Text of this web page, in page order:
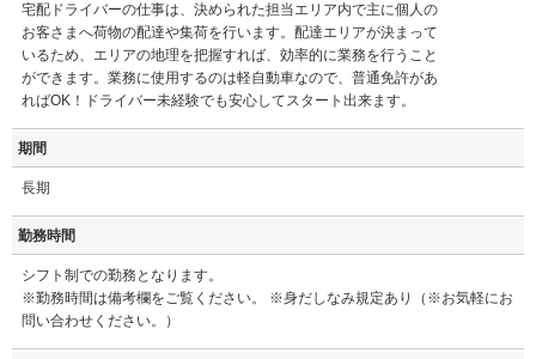
宅配ドライバーの仕事は、決められた担当エリア内で主に個人の
お客さまへ荷物の配達や集荷を行います。配達エリアが決まって
いるため、エリアの地理を把握すれば、効率的に業務を行うこと
ができます。業務に使用するのは軽自動車なので、普通免許があ
ればOK！ドライバー未経験でも安心してスタート出来ます。
期間
長期
勤務時間
シフト制での勤務となります。
※勤務時間は備考欄をご覧ください。 ※身だしなみ規定あり（※お気軽にお
問い合わせください。）